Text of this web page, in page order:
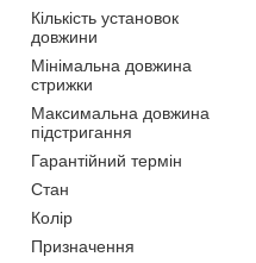
Кількість установок
довжини
Мінімальна довжина
стрижки
Максимальна довжина
підстригання
Гарантійний термін
Стан
Колір
Призначення